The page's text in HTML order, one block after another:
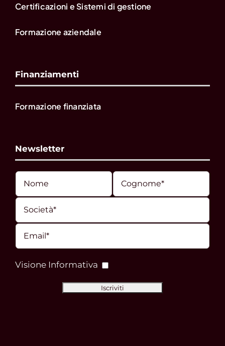
Certificazioni e Sistemi di gestione
Formazione aziendale
Finanziamenti
Formazione finanziata
Newsletter
Visione Informativa